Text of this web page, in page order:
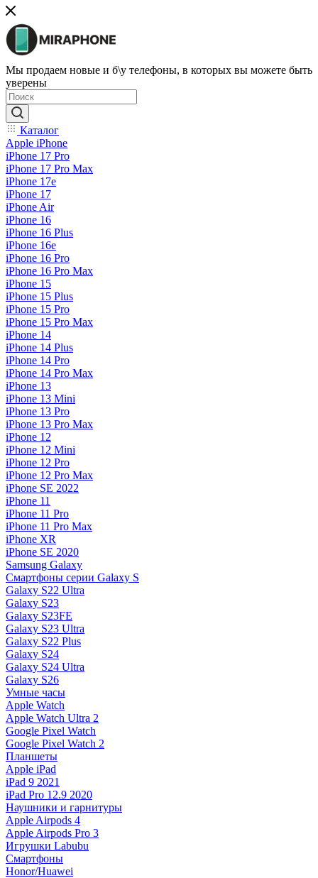
Мы продаем новые и б\у телефоны, в которых вы можете быть
уверены
Каталог
Apple iPhone
iPhone 17 Pro
iPhone 17 Pro Max
iPhone 17e
iPhone 17
iPhone Air
iPhone 16
iPhone 16 Plus
iPhone 16e
iPhone 16 Pro
iPhone 16 Pro Max
iPhone 15
iPhone 15 Plus
iPhone 15 Pro
iPhone 15 Pro Max
iPhone 14
iPhone 14 Plus
iPhone 14 Pro
iPhone 14 Pro Max
iPhone 13
iPhone 13 Mini
iPhone 13 Pro
iPhone 13 Pro Max
iPhone 12
iPhone 12 Mini
iPhone 12 Pro
iPhone 12 Pro Max
iPhone SE 2022
iPhone 11
iPhone 11 Pro
iPhone 11 Pro Max
iPhone XR
iPhone SE 2020
Samsung Galaxy
Смартфоны серии Galaxy S
Galaxy S22 Ultra
Galaxy S23
Galaxy S23FE
Galaxy S23 Ultra
Galaxy S22 Plus
Galaxy S24
Galaxy S24 Ultra
Galaxy S26
Умные часы
Apple Watch
Apple Watch Ultra 2
Google Pixel Watch
Google Pixel Watch 2
Планшеты
Apple iPad
iPad 9 2021
iPad Pro 12.9 2020
Наушники и гарнитуры
Apple Airpods 4
Apple Airpods Pro 3
Игрушки Labubu
Смартфоны
Honor/Huawei